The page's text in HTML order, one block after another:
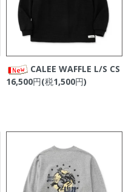
CALEE WAFFLE L/S CS
16,500円(税1,500円)